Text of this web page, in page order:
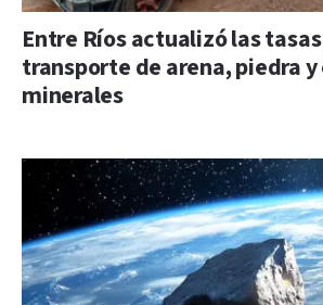
Entre Ríos actualizó las
transporte de arena, piedra
minerales